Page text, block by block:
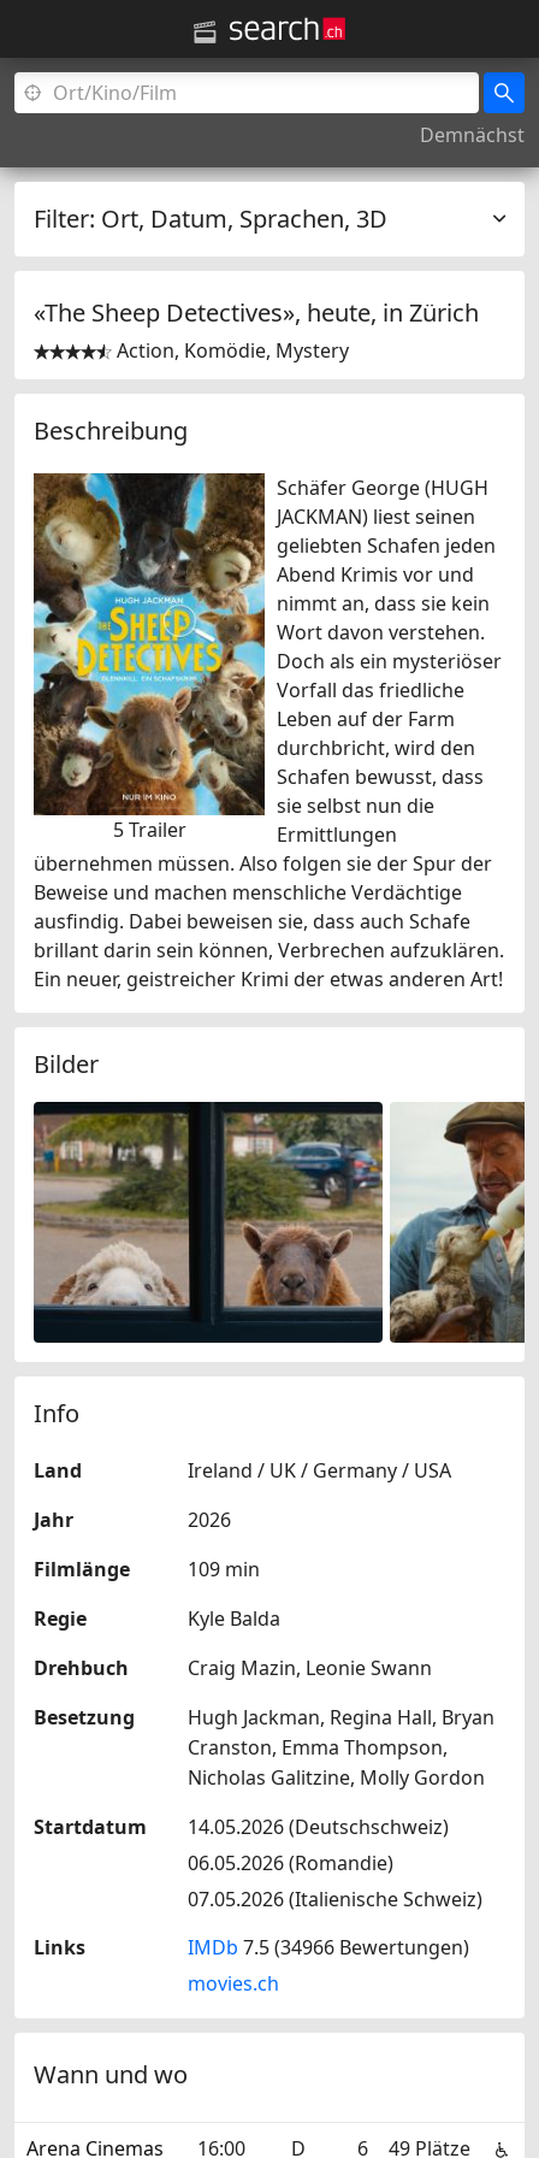
Demnächst
Filter: Ort, Datum, Sprachen, 3D
«The Sheep Detectives», heute, in Zürich

 Action, Komödie, Mystery
Beschreibung
5 Trailer
Schäfer George (HUGH
JACKMAN) liest seinen
geliebten Schafen jeden
Abend Krimis vor und
nimmt an, dass sie kein
Wort davon verstehen.
Doch als ein mysteriöser
Vorfall das friedliche
Leben auf der Farm
durchbricht, wird den
Schafen bewusst, dass
sie selbst nun die
Ermittlungen
übernehmen müssen. Also folgen sie der Spur der
Beweise und machen menschliche Verdächtige
ausfindig. Dabei beweisen sie, dass auch Schafe
brillant darin sein können, Verbrechen aufzuklären.
Ein neuer, geistreicher Krimi der etwas anderen Art!
Bilder
Info
Land
Ireland / UK / Germany / USA
Jahr
2026
Filmlänge
109 min
Regie
Kyle Balda
Drehbuch
Craig Mazin, Leonie Swann
Besetzung
Hugh Jackman, Regina Hall, Bryan
Cranston, Emma Thompson,
Nicholas Galitzine, Molly Gordon
Startdatum
14.05.2026 (Deutschschweiz)
06.05.2026 (Romandie)
07.05.2026 (Italienische Schweiz)
Links
IMDb 7.5 (34966 Bewertungen)
movies.ch
Wann und wo
Arena Cinemas 16:00 D 6 49 Plätze